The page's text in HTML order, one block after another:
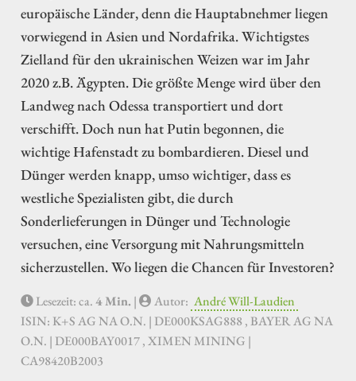
europäische Länder, denn die Hauptabnehmer liegen
vorwiegend in Asien und Nordafrika. Wichtigstes
Zielland für den ukrainischen Weizen war im Jahr
2020 z.B. Ägypten. Die größte Menge wird über den
Landweg nach Odessa transportiert und dort
verschifft. Doch nun hat Putin begonnen, die
wichtige Hafenstadt zu bombardieren. Diesel und
Dünger werden knapp, umso wichtiger, dass es
westliche Spezialisten gibt, die durch
Sonderlieferungen in Dünger und Technologie
versuchen, eine Versorgung mit Nahrungsmitteln
sicherzustellen. Wo liegen die Chancen für Investoren?
Lesezeit: ca.4 Min. | Autor: André Will-Laudien
ISIN: K+S AG NA O.N. | DE000KSAG888 , BAYER AG NA
O.N. | DE000BAY0017 , XIMEN MINING |
CA98420B2003